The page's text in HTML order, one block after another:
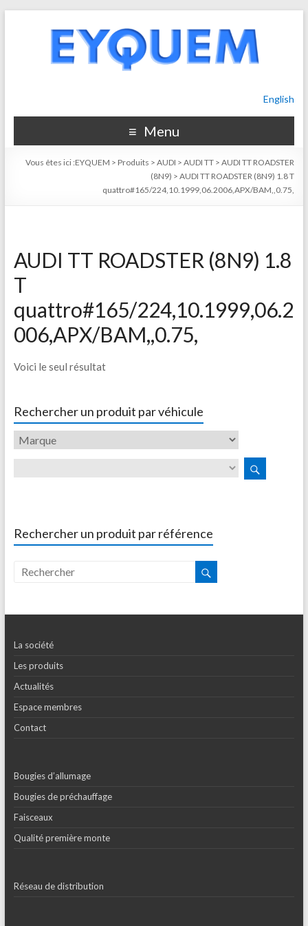
English
Menu
Vous êtes ici :EYQUEM > Produits >AUDI >AUDI TT >AUDI TT ROADSTER
(8N9) >AUDI TT ROADSTER (8N9) 1.8 T
quattro#165/224,10.1999,06.2006,APX/BAM,,0.75,
AUDI TT ROADSTER (8N9) 1.8
T
quattro#165/224,10.1999,06.2
006,APX/BAM,,0.75,
Voici le seul résultat
Rechercher un produit par véhicule
Rechercher un produit par référence
La société
Les produits
Actualités
Espace membres
Contact
Bougies d’allumage
Bougies de préchauffage
Faisceaux
Qualité première monte
Réseau de distribution